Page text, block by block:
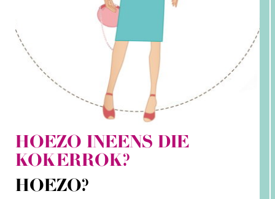
HOEZO INEENS DIE
KOKERROK?
HOEZO?